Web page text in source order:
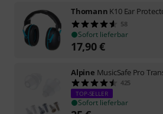
Thomann K10 Ear
58
Sofort lieferbar
17,90€
Alpine MusicSafe Pro
425
TOP-SELLER
Sofort lieferbar